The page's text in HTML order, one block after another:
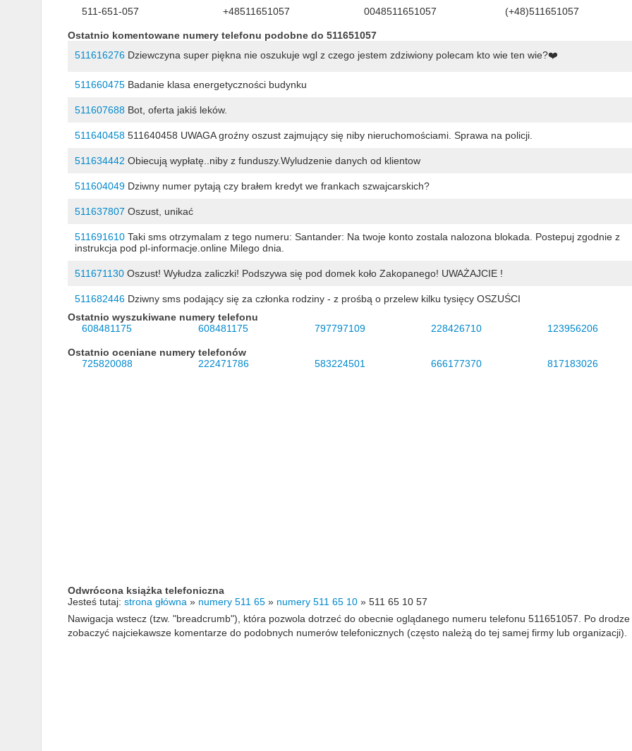
511-651-057 +48511651057 0048511651057 (+48)511651057
Ostatnio komentowane numery telefonu podobne do 511651057
511616276Dziewczyna super piękna nie oszukuje wgl z czego jestem zdziwiony polecam kto wie ten wie?❤️
511660475Badanie klasa energetyczności budynku
511607688Bot, oferta jakiś leków.
511640458511640458 UWAGA groźny oszust zajmujący się niby nieruchomościami. Sprawa na policji.
511634442 Obiecują wypłatę..niby z funduszy.Wyludzenie danych od klientow
511604049Dziwny numer pytają czy brałem kredyt we frankach szwajcarskich?
511637807 Oszust, unikać
511691610Taki sms otrzymalam z tego numeru: Santander: Na twoje konto zostala nalozona blokada. Postepuj zgodnie z
instrukcja pod pl-informacje.online Milego dnia.
511671130Oszust! Wyłudza zaliczki! Podszywa się pod domek koło Zakopanego! UWAŻAJCIE !
511682446Dziwny sms podający się za członka rodziny - z prośbą o przelew kilku tysięcy OSZUŚCI
Ostatnio wyszukiwane numery telefonu
608481175
608481175 797797109 228426710 123956206
Ostatnio oceniane numery telefonów
725820088
222471786 583224501 666177370 817183026
Odwrócona książka telefoniczna
Jesteś tutaj: strona główna » numery 511 65 » numery 511 65 10 » 511 65 10 57
Nawigacja wstecz (tzw. "breadcrumb"), która pozwola dotrzeć do obecnie oglądanego numeru telefonu 511651057. Po
zobaczyć najciekawsze komentarze do podobnych numerów telefonicznych (często należą do tej samej firmy lub organizacji).